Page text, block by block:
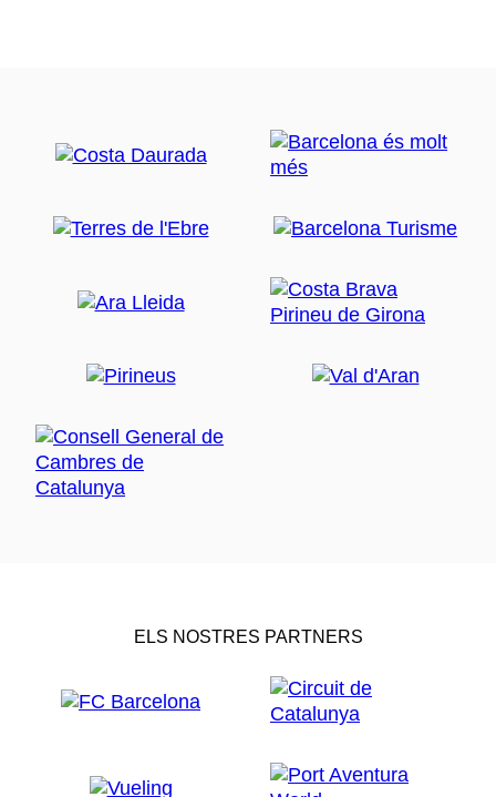
ELS NOSTRES PARTNERS